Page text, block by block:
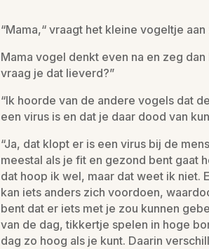
“Mama,“ vraagt het kleine vogeltje
Mama vogel denkt even na en zeg
vraag je dat lieverd?”
“Ik hoorde van de andere vogels dat
een virus is en dat je daar dood van
“Ja, dat klopt er is een virus bij de
meestal als je fit en gezond bent gaat
dat hoop ik wel, maar dat weet ik niet.
kan iets anders zich voordoen,
bent dat er iets met je zou kunnen
van de dag, tikkertje spelen in hoge
dag zo hoog als je kunt. Daarin